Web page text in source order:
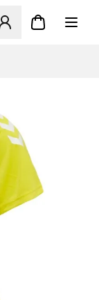
Modal til at